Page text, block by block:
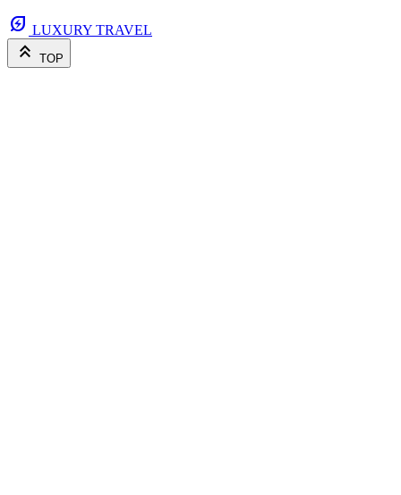
energy_savings_leaf LUXURY TRAVEL
keyboard_double_arrow_up TOP